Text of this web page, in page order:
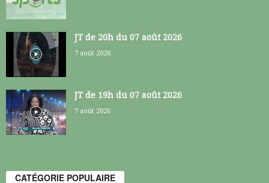
JT de 20h du 07 août 2026
7 août 2026
JT de 19h du 07 août 2026
7 août 2026
CATÉGORIE POPULAIRE